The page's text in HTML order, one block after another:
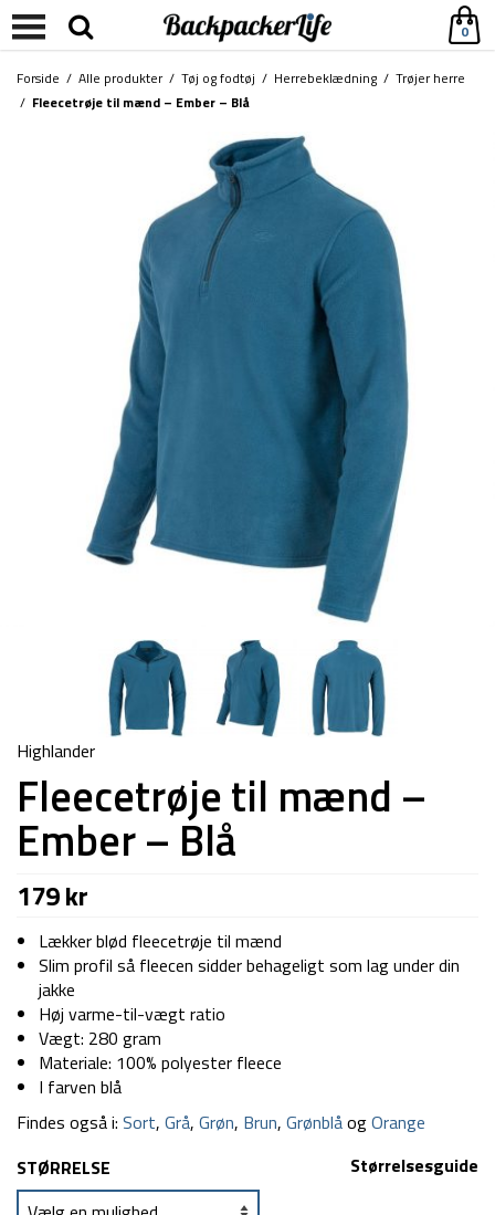
0
Forside / Alle produkter/ Tøj og fodtøj / Herrebeklædning / Trøjer herre
/ Fleecetrøje til mænd – Ember – Blå
Highlander
Fleecetrøje til mænd –
Ember – Blå
179kr
Lækker blød fleecetrøje til mænd
Slim profil så fleecen sidder behageligt som lag under din
jakke
Høj varme-til-vægt ratio
Vægt: 280 gram
Materiale: 100% polyester fleece
I farven blå
Findes også i: Sort, Grå, Grøn, Brun, GrønblåogOrange
Størrelsesguide
STØRRELSE